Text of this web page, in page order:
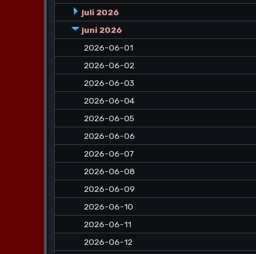
juli 2026
juni 2026
2026-06-01
2026-06-02
2026-06-03
2026-06-04
2026-06-05
2026-06-06
2026-06-07
2026-06-08
2026-06-09
2026-06-10
2026-06-11
2026-06-12